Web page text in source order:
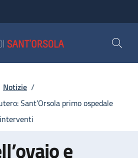
Notizie /
Sant’Orsola primo ospedale
e